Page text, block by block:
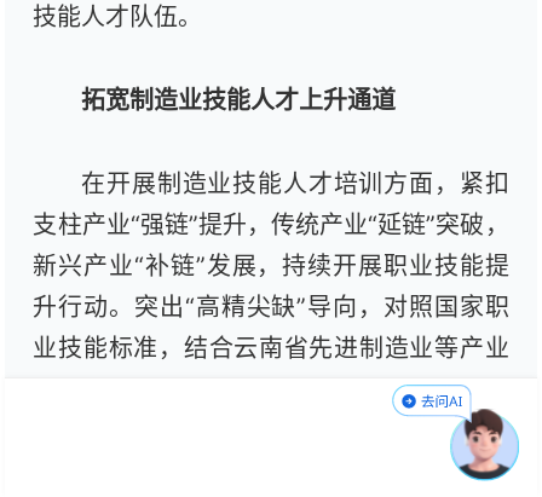
技能人才队伍。
拓宽制造业技能人才上升通道
在开展制造业技能人才培训方面，紧扣
支柱产业“强链”提升，传统产业“延链”突破，
新兴产业“补链”发展，持续开展职业技能提
升行动。突出“高精尖缺”导向，对照国家职
业技能标准，结合云南省先进制造业等产业
需求，调整、扩充职业技能培训补贴标准目
录，动态征集和调整制造业优质培训项目，
适当上调补贴标准。鼓励实施“揭榜挂帅”机